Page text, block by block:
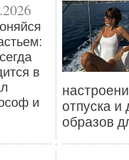
в
и
отпуска
образов